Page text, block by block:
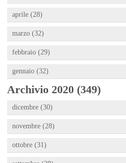
aprile (28)
marzo (32)
febbraio (29)
gennaio (32)
Archivio 2020 (349)
dicembre (30)
novembre (28)
ottobre (31)